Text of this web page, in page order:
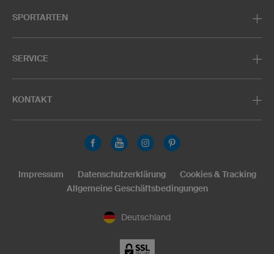
SPORTARTEN
SERVICE
KONTAKT
Deutschland
Impressum Datenschutzerklärung
Cookies & Tracking
Allgemeine Geschäftsbedingungen